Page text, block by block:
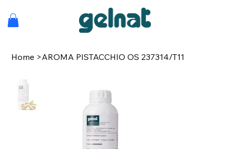
Home >AROMA PISTACCHIO OS 237314/T11